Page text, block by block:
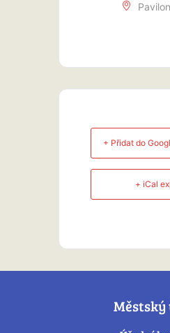
Pavilon
+ Přidat do
+ iCal